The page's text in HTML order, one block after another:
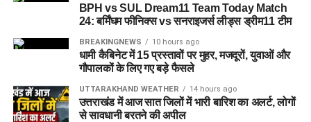
Zak Crawley
Will Smeed
All-rounders
BPH vs SUL Dream11 Team Today Match
24: बर्मिंघम फीनिक्स vs सनराइजर्स लीड्स ड्रीम11 टीम
BREAKINGNEWS 10 hours ago
धामी कैबिनेट में 15 प्रस्तावों पर मुहर, मजदूरों, युवाओं और
गौपालकों के लिए गए बड़े फैसले
UTTARAKHAND WEATHER 14 hours ago
उत्तराखंड में आज सात जिलों में भारी बारिश का अलर्ट, लोगों
से सावधानी बरतने की अपील